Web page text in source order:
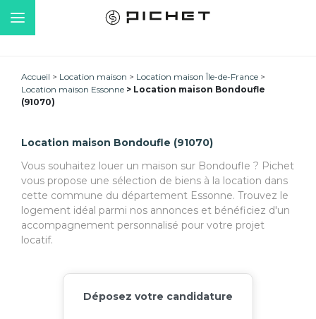
Accueil Location maison
Location maison Île-de-France
Location maison Essonne
Location maison Bondoufle
(91070)
Location maison Bondoufle (91070)
Vous souhaitez louer un maison sur Bondoufle ? Pichet
vous propose une sélection de biens à la location dans
cette commune du département Essonne. Trouvez le
logement idéal parmi nos annonces et bénéficiez d'un
accompagnement personnalisé pour votre projet
locatif.
Déposez votre candidature